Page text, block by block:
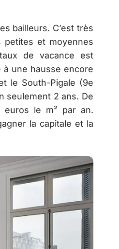
bailleurs. C’est très
petites et moyennes
de vacance est
à une hausse encore
le South-Pigale (9e
seulement 2 ans. De
le m² par an.
la capitale et la